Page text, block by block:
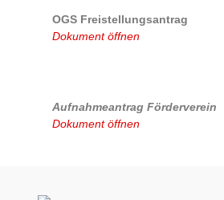
OGS Freistellungsantrag
Dokument öffnen
Aufnahmeantrag Förderverein
Dokument öffnen